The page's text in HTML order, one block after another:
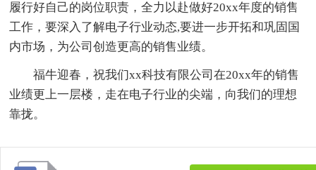
履行好自己的岗位职责，全力以赴做好20xx年度的销售
工作，要深入了解电子行业动态,要进一步开拓和巩固国
内市场，为公司创造更高的销售业绩。
福牛迎春，祝我们xx科技有限公司在20xx年的销售
业绩更上一层楼，走在电子行业的尖端，向我们的理想
靠拢。